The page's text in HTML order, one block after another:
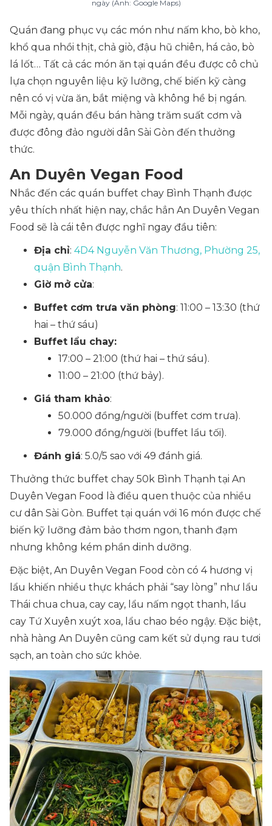
ngày (Ảnh: Google Maps)
Quán đang phục vụ các món như nấm kho, bò kho,
khổ qua nhồi thịt, chả giò, đậu hũ chiên, há cảo, bò
lá lốt… Tất cả các món ăn tại quán đều được cô chủ
lựa chọn nguyên liệu kỹ lưỡng, chế biến kỹ càng
nên có vị vừa ăn, bắt miệng và không hề bị ngán.
Mỗi ngày, quán đều bán hàng trăm suất cơm và
được đông đảo người dân Sài Gòn đến thưởng
thức.
An Duyên Vegan Food
Nhắc đến các quán buffet chay Bình Thạnh được
yêu thích nhất hiện nay, chắc hẳn An Duyên Vegan
Food sẽ là cái tên được nghĩ ngay đầu tiên:
Địa chỉ: 4D4 Nguyễn Văn Thương, Phường 25,
quận Bình Thạnh.
Giờ mở cửa:
Buffet cơm trưa văn phòng: 11:00 – 13:30 (thứ
hai – thứ sáu)
Buffet lẩu chay:
17:00 – 21:00 (thứ hai – thứ sáu).
11:00 – 21:00 (thứ bảy).
Giá tham khảo:
50.000 đồng/người (buffet cơm trưa).
79.000 đồng/người (buffet lẩu tối).
Đánh giá: 5.0/5 sao với 49 đánh giá.
Thưởng thức buffet chay 50k Bình Thạnh tại An
Duyên Vegan Food là điều quen thuộc của nhiều
cư dân Sài Gòn. Buffet tại quán với 16 món được chế
biến kỹ lưỡng đảm bảo thơm ngon, thanh đạm
nhưng không kém phần dinh dưỡng.
Đặc biệt, An Duyên Vegan Food còn có 4 hương vị
lẩu khiến nhiều thực khách phải “say lòng” như lẩu
Thái chua chua, cay cay, lẩu nấm ngọt thanh, lẩu
cay Tứ Xuyên xuýt xoa, lẩu chao béo ngậy. Đặc biệt,
nhà hàng An Duyên cũng cam kết sử dụng rau tươi
sạch, an toàn cho sức khỏe.